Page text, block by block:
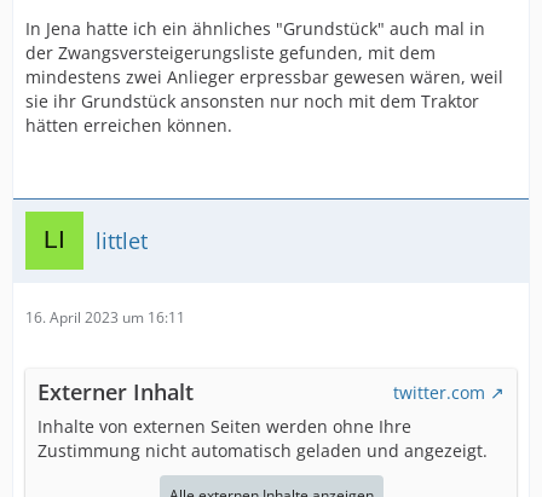
In Jena hatte ich ein ähnliches "Grundstück" auch mal in
der Zwangsversteigerungsliste gefunden, mit dem
mindestens zwei Anlieger erpressbar gewesen wären, weil
sie ihr Grundstück ansonsten nur noch mit dem Traktor
hätten erreichen können.
littlet
16. April 2023 um 16:11
Externer Inhalt
twitter.com
Inhalte von externen Seiten werden ohne Ihre
Zustimmung nicht automatisch geladen und angezeigt.